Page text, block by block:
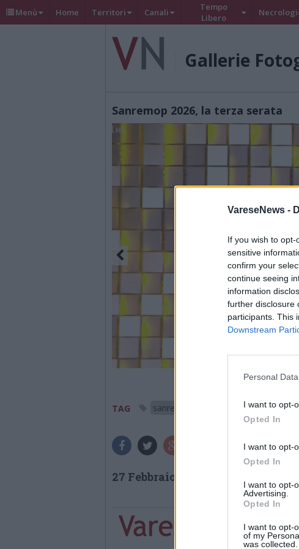
VareseNews -
If you wish to
sensitive
confirm your
continue seeing
information
further disclosure
participants. This
Downstream
Personal
I want to opt-
Opted In
I want to opt-
Opted In
I want to opt-
Advertising.
Opted In
I want to opt-
of my
was collected.
Menù Home Territori Canali
Tempo
Libero
Gallerie
Sanremop 2026, la terza serata
TAG
sanremo 2026 sanremo
27 Febbraio 2026